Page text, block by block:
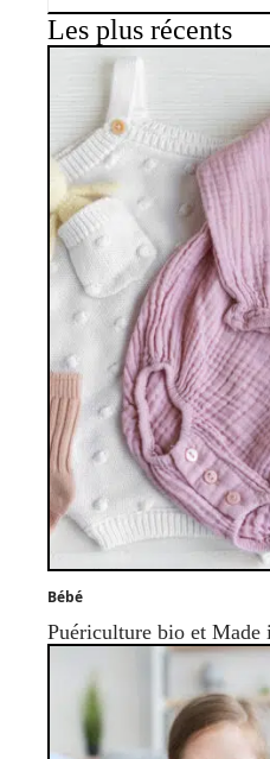
Les plus récents
Bébé
Puériculture bio et Made